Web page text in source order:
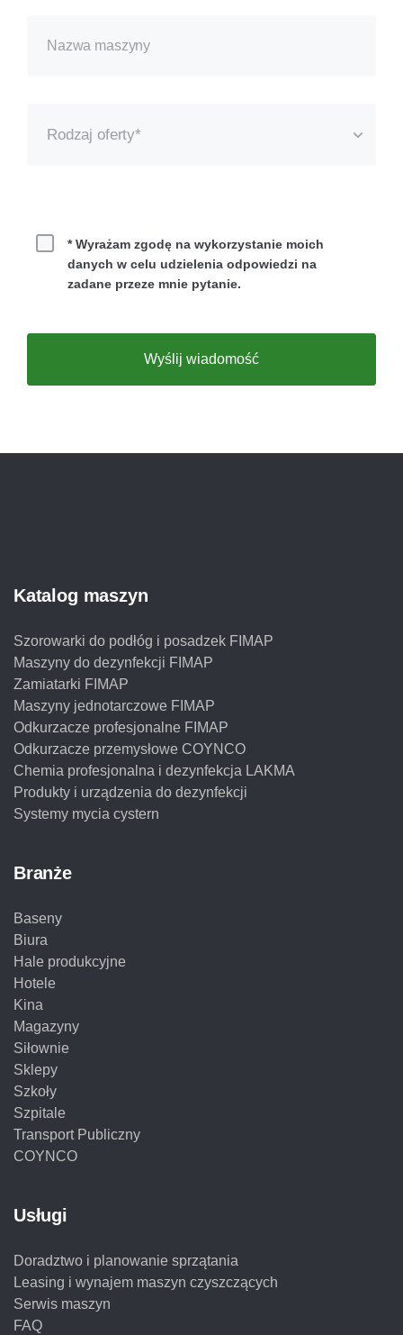
Rodzaj oferty*
Leasing
Wynajem
* Wyrażam zgodę na wykorzystanie moich
danych w celu udzielenia odpowiedzi na
zadane przeze mnie pytanie.
Wyślij wiadomość
Katalog maszyn
Szorowarki do podłóg i posadzek FIMAP
Maszyny do dezynfekcji FIMAP
Zamiatarki FIMAP
Maszyny jednotarczowe FIMAP
Odkurzacze profesjonalne FIMAP
Odkurzacze przemysłowe COYNCO
Chemia profesjonalna i dezynfekcja LAKMA
Produkty i urządzenia do dezynfekcji
Systemy mycia cystern
Branże
Baseny
Biura
Hale produkcyjne
Hotele
Kina
Magazyny
Siłownie
Sklepy
Szkoły
Szpitale
Transport Publiczny
COYNCO
Usługi
Doradztwo i planowanie sprzątania
Leasing i wynajem maszyn czyszczących
Serwis maszyn
FAQ